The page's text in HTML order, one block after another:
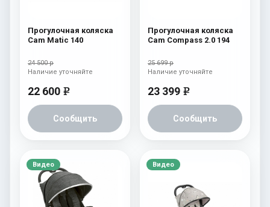
Прогулочная коляска
Cam Matic 140
24 500 р
22 600 e
Сообщить
Наличие уточняйте
Прогулочная коляска
Cam Compass 2.0 194
25 699 р
23 399 e
Сообщить
Наличие уточняйте
Видео Видео